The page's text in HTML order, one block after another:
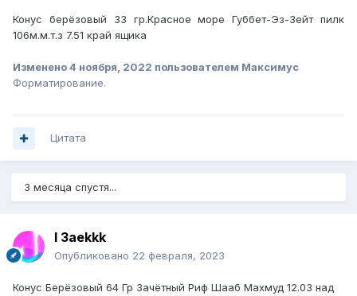
Конус берёзовый 33 гр.Красное море Губбет-Эз-Зейт пилк
106м.м.т.з 7.51 край ящика
Изменено4 ноября, 2022 пользователем Максимус
Форматирование.
Цитата
3 месяца спустя...
I 3aekkk
Опубликовано 22 февраля, 2023
Конус Берёзовый 64 Гр Зачётный Риф Шааб Махмуд 12.03 над